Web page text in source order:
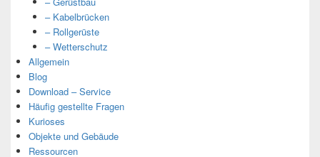
– Kabelbrücken
– Rollgerüste
– Wetterschutz
Allgemein
Blog
Download – Service
Häufig gestellte Fragen
Kurioses
Objekte und Gebäude
Ressourcen